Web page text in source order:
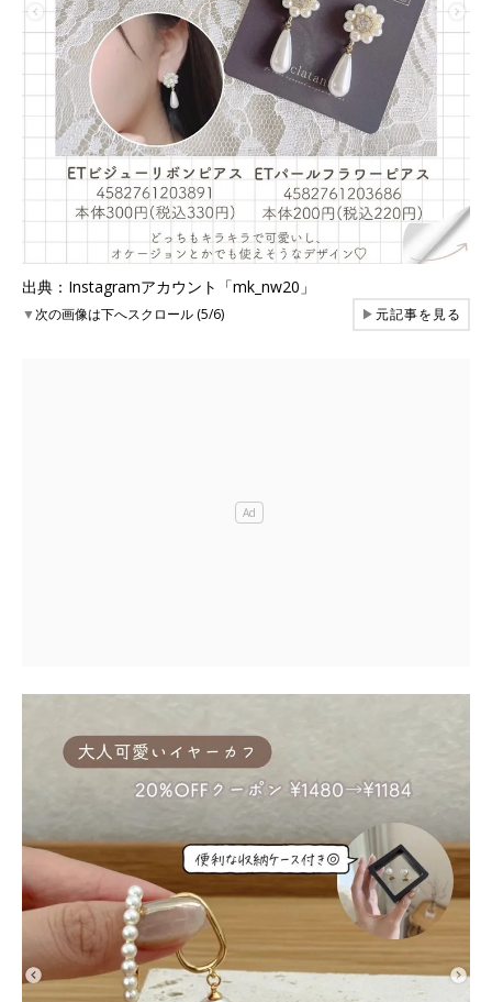
出典：Instagramアカウント「mk_nw20」
▼次の画像は下へスクロール (5/6) ▶元記事を見る